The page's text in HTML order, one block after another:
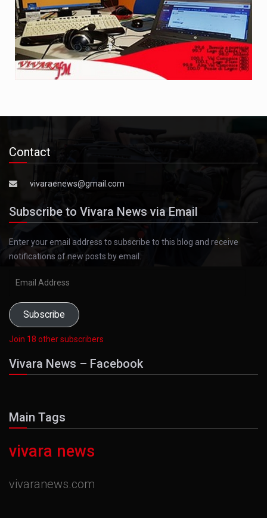
Contact
vivaraenews@gmail.com
Subscribe to Vivara News via Email
Enter your email address to subscribe to this blog and receive
notifications of new posts by email.
Subscribe
Join 18 other subscribers
Vivara News – Facebook
Main Tags
vivara news
vivaranews.com